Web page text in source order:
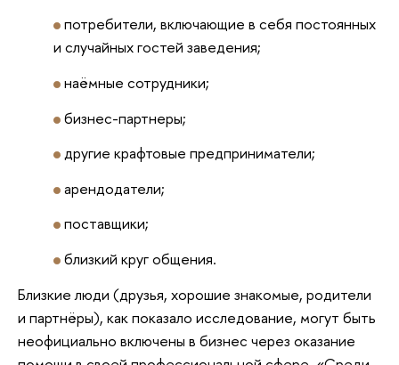
потребители, включающие в себя постоянных
и случайных гостей заведения;
наёмные сотрудники;
бизнес-партнеры;
другие крафтовые предприниматели;
арендодатели;
поставщики;
близкий круг общения.
Близкие люди (друзья, хорошие знакомые, родители
и партнёры), как показало исследование, могут быть
неофициально включены в бизнес через оказание